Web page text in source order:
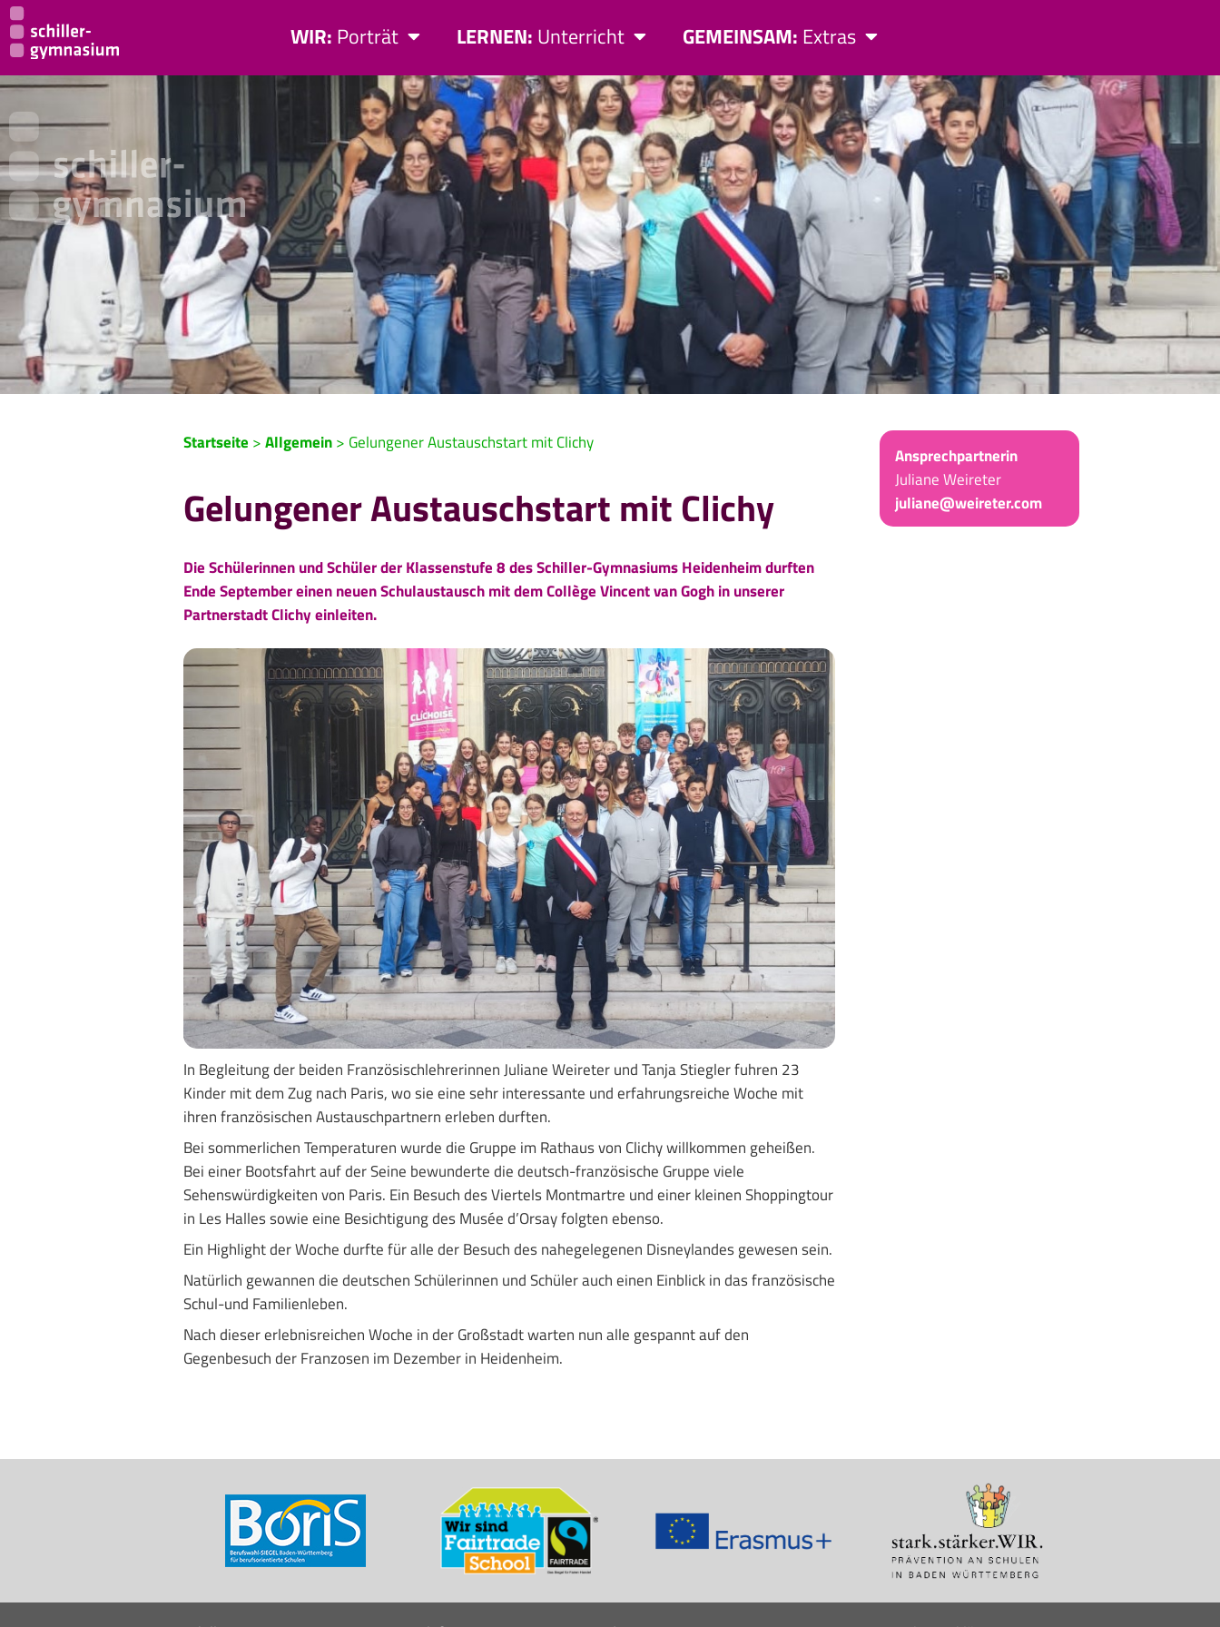
WIR: Porträt LERNEN: Unterricht GEMEINSAM: Extras
Startseite >Allgemein> Gelungener Austauschstart mit Clichy
Gelungener Austauschstart mit Clichy
Die Schülerinnen und Schüler der Klassenstufe 8 des Schiller-Gymnasiums Heidenheim durften
Ende September einen neuen Schulaustausch mit dem Collège Vincent van Gogh in unserer
Partnerstadt Clichy einleiten.
In Begleitung der beiden Französischlehrerinnen Juliane Weireter und Tanja Stiegler fuhren 23
Kinder mit dem Zug nach Paris, wo sie eine sehr interessante und erfahrungsreiche Woche mit
ihren französischen Austauschpartnern erleben durften.
Bei sommerlichen Temperaturen wurde die Gruppe im Rathaus von Clichy willkommen geheißen.
Bei einer Bootsfahrt auf der Seine bewunderte die deutsch-französische Gruppe viele
Sehenswürdigkeiten von Paris. Ein Besuch des Viertels Montmartre und einer kleinen Shoppingtour
in Les Halles sowie eine Besichtigung des Musée d’Orsay folgten ebenso.
Ein Highlight der Woche durfte für alle der Besuch des nahegelegenen Disneylandes gewesen sein.
Natürlich gewannen die deutschen Schülerinnen und Schüler auch einen Einblick in das französische
Schul-und Familienleben.
Nach dieser erlebnisreichen Woche in der Großstadt warten nun alle gespannt auf den
Gegenbesuch der Franzosen im Dezember in Heidenheim.
Ansprechpartnerin
Juliane Weireter
juliane@weireter.com